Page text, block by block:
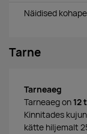
Näidised
Tarne
Tarneaeg
Tarneaeg on 12
Kinnitades
kätte hiljemalt